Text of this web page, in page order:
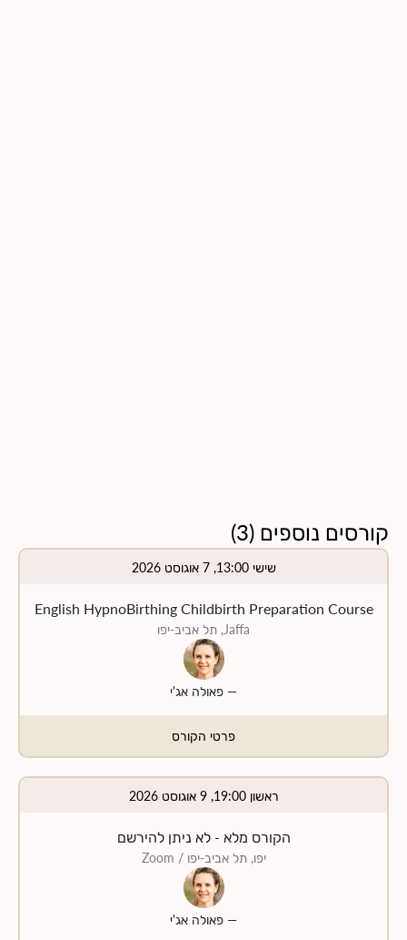
קורסים נוספים (
3
)
שישי 13:00, 7 אוגוסט 2026
English HypnoBirthing Childbirth Preparation Course
Jaffa, תל אביב-יפו
— פאולה אג'י
פרטי הקורס
ראשון 19:00, 9 אוגוסט 2026
הקורס מלא - לא ניתן להירשם
יפו, תל אביב-יפו / Zoom
— פאולה אג'י